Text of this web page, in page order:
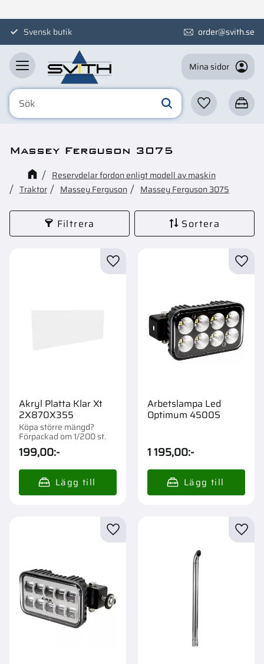
MenySvensk butik order@svith.se
Mina sidor
Favoriter
Massey Ferguson 3075
Reservdelar fordon enligt modell av maskin
Traktor
Massey Ferguson Massey Ferguson 3075
Filtrera Sortera
Akryl Platta Klar Xt
2X870X355
Köpa större mängd?
Förpackad om 1/200 st.
199,00:-
Lägg till i favoriter
Arbetslampa Led
Optimum 4500S
1 195,00:-
Lägg till i favoriter